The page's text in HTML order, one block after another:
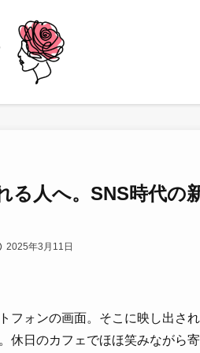
る人へ。SNS時代の
2025年3月11日
フォンの画面。そこに映し出さ
休日のカフェでほほ笑みながら